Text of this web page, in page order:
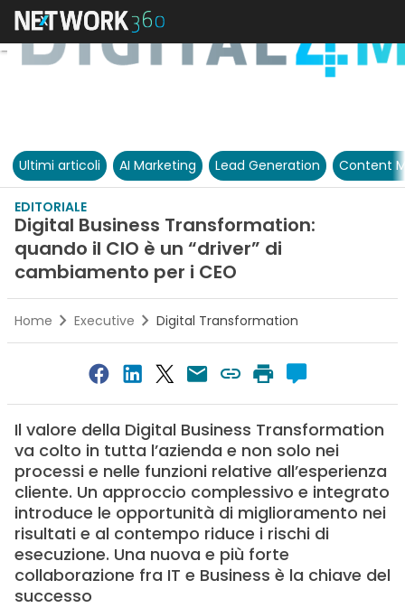
Ultimi articoli AI Marketing Lead Generation Content
EDITORIALE
Digital Business Transformation:
quando il CIO è un “driver” di
cambiamento per i CEO
Home Executive Digital Transformation
Il valore della Digital Business Transformation
va colto in tutta l’azienda e non solo nei
processi e nelle funzioni relative all’esperienza
cliente. Un approccio complessivo e integrato
introduce le opportunità di miglioramento nei
risultati e al contempo riduce i rischi di
esecuzione. Una nuova e più forte
collaborazione fra IT e Business è la chiave del
successo